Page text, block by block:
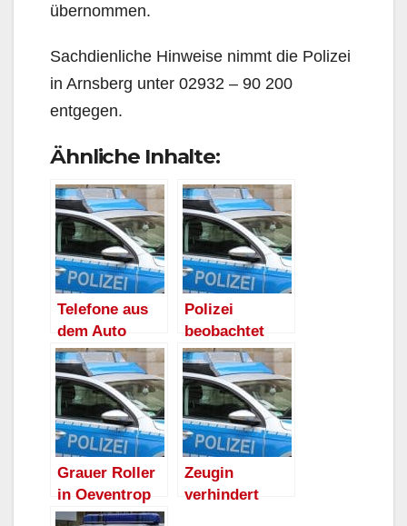
übernommen.
Sachdienliche Hinweise nimmt die Polizei
in Arnsberg unter 02932 – 90 200
entgegen.
Ähnliche Inhalte:
Telefone aus
dem Auto
gestohlen
Polizei
beobachtet
drei Diebe in
Oeventrop
Grauer Roller
in Oeventrop
entwendet
Zeugin
verhindert